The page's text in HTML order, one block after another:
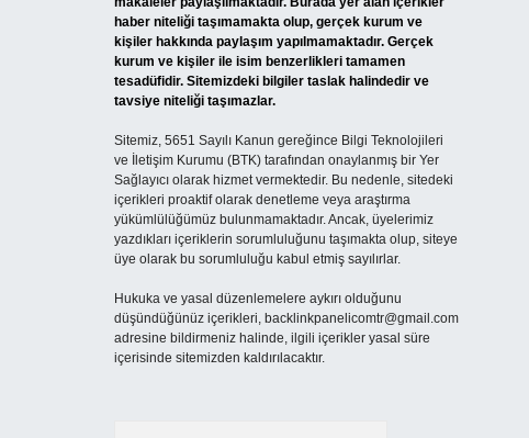
haber niteliği taşımamakta olup, gerçek kurum ve
kişiler hakkında paylaşım yapılmamaktadır. Gerçek
kurum ve kişiler ile isim benzerlikleri tamamen
tesadüfidir. Sitemizdeki bilgiler taslak halindedir ve
tavsiye niteliği taşımazlar.
Sitemiz, 5651 Sayılı Kanun gereğince Bilgi Teknolojileri
ve İletişim Kurumu (BTK) tarafından onaylanmış bir Yer
Sağlayıcı olarak hizmet vermektedir. Bu nedenle, sitedeki
içerikleri proaktif olarak denetleme veya araştırma
yükümlülüğümüz bulunmamaktadır. Ancak, üyelerimiz
yazdıkları içeriklerin sorumluluğunu taşımakta olup, siteye
üye olarak bu sorumluluğu kabul etmiş sayılırlar.
Hukuka ve yasal düzenlemelere aykırı olduğunu
düşündüğünüz içerikleri, backlinkpanelicomtr@gmail.com
adresine bildirmeniz halinde, ilgili içerikler yasal süre
içerisinde sitemizden kaldırılacaktır.